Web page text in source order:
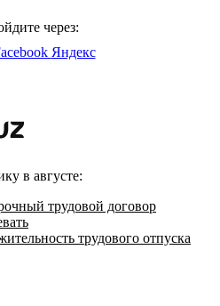
через:
Яндекс
в августе:
трудовой договор
трудового отпуска